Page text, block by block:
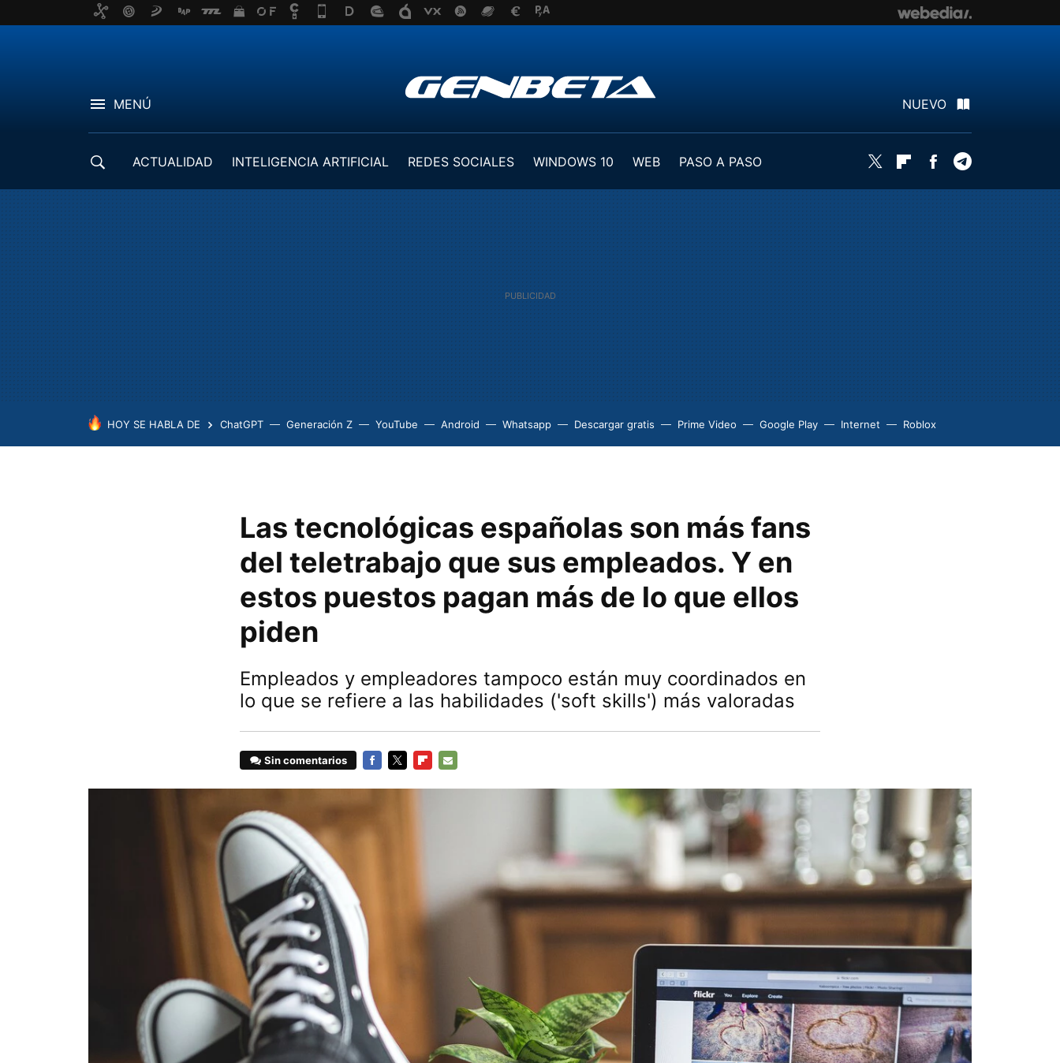
MENÚ NUEVO
ACTUALIDAD INTELIGENCIA ARTIFICIAL REDES SOCIALES WINDOWS 10 WEB
PASO A PASO
Twitter FlipboardFacebook
HOY SE HABLA DE ChatGPT Generación Z YouTube Android Whatsapp Descargar gratis Prime Video Google Play Internet Roblox
Las tecnológicas españolas son más fans
del teletrabajo que sus empleados. Y en
estos puestos pagan más de lo que ellos
piden
Empleados y empleadores tampoco están muy coordinados en
lo que se refiere a las habilidades ('soft skills') más valoradas
Sin comentarios